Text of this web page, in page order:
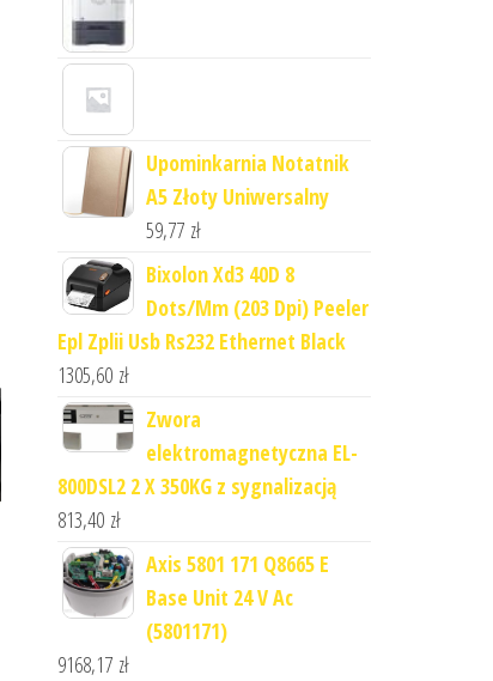
Upominkarnia Notatnik
A5 Złoty Uniwersalny
59,77 zł
Bixolon Xd3 40D 8
Dots/Mm (203 Dpi) Peeler
Epl Zplii Usb Rs232 Ethernet Black
1305,60 zł
Zwora
elektromagnetyczna EL-
800DSL2 2 X 350KG z sygnalizacją
813,40 zł
Axis 5801 171 Q8665 E
Base Unit 24 V Ac
(5801171)
9168,17 zł